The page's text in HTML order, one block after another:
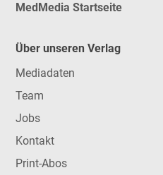
MedMedia Startseite
Über unseren Verlag
Mediadaten
Team
Jobs
Kontakt
Print-Abos